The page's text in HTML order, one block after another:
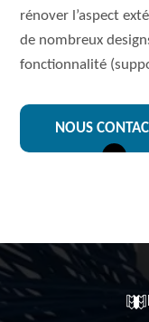
rénover l’aspect
de nombreux
fonctionnalité
NOUS